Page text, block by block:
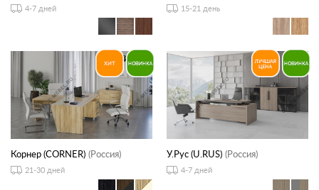
4-7 дней 15-21 день
Корнер (CORNER) (Россия)
21-30 дней
У.Рус (U.RUS) (Россия)
4-7 дней